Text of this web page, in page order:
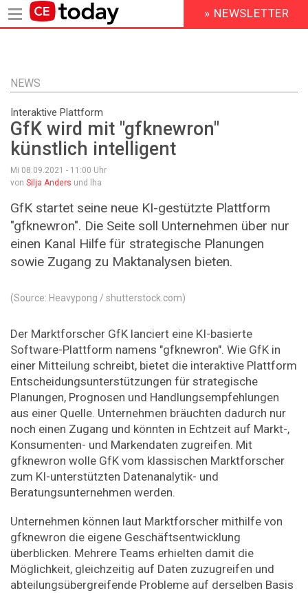
Inhalt
HEADER
MENU
» NEWSLETTER
NEWS
Interaktive Plattform
GfK wird mit "gfknewron"
künstlich intelligent
Mi 08.09.2021 - 11:00 Uhr
von Silja Anders und lha
GfK startet seine neue KI-gestützte Plattform
"gfknewron". Die Seite soll Unternehmen über nur
einen Kanal Hilfe für strategische Planungen
sowie Zugang zu Maktanalysen bieten.
(Source: Heavypong / shutterstock.com)
Der Marktforscher GfK lanciert eine KI-basierte
Software-Plattform namens "gfknewron". Wie GfK in
einer Mitteilung schreibt, bietet die interaktive Plattform
Entscheidungsunterstützungen für strategische
Planungen, Prognosen und Handlungsempfehlungen
aus einer Quelle. Unternehmen bräuchten dadurch nur
noch einen Zugang und könnten in Echtzeit auf Markt-,
Konsumenten- und Markendaten zugreifen. Mit
gfknewron wolle GfK vom klassischen Marktforscher
zum KI-unterstützten Datenanalytik- und
Beratungsunternehmen werden.
Unternehmen können laut Marktforscher mithilfe von
gfknewron die eigene Geschäftsentwicklung
überblicken. Mehrere Teams erhielten damit die
Möglichkeit, gleichzeitig auf Daten zuzugreifen und
abteilungsübergreifende Probleme auf derselben Basis